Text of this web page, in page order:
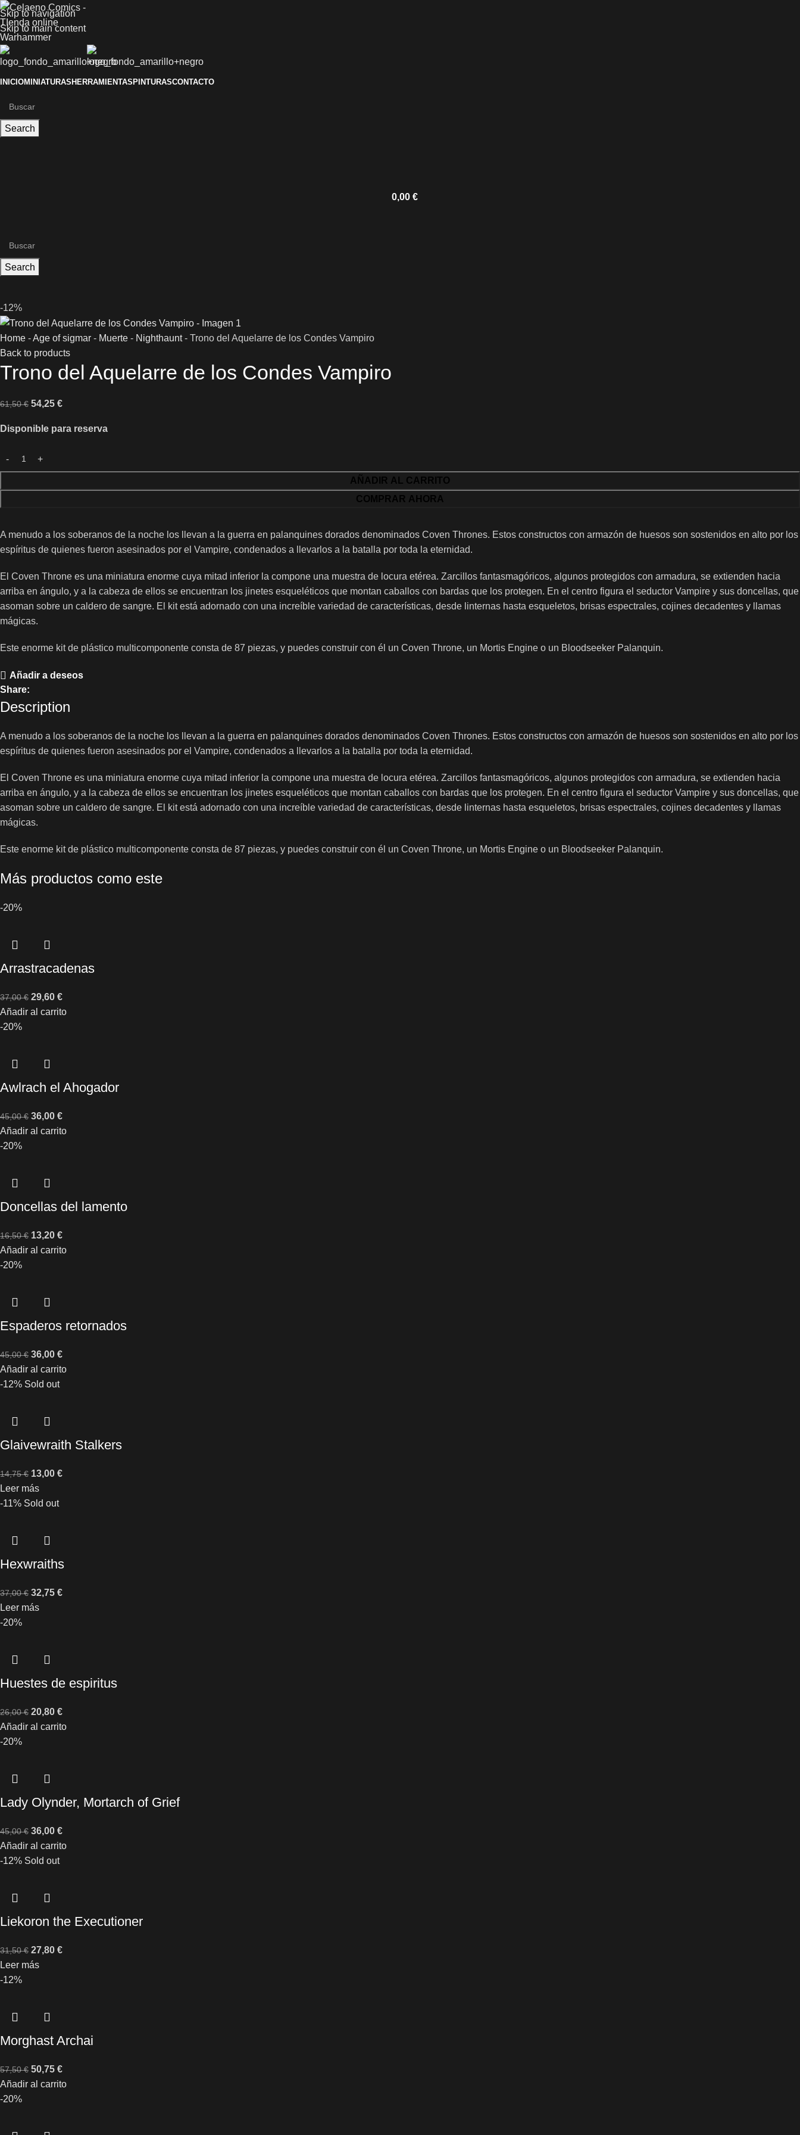
Skip to navigation
Skip to main content
INICIOMINIATURASHERRAMIENTASPINTURASCONTACTO
Search
0,00 €
Search
-12%
Home -Age of sigmar - Muerte - Nighthaunt- Trono del Aquelarre de los Condes Vampiro
Back to products
Trono del Aquelarre de los Condes Vampiro
61,50€ 54,25 €
Disponible para reserva
AÑADIR AL CARRITO
COMPRAR AHORA
A menudo a los soberanos de la noche los llevan a la guerra en palanquines dorados denominados Coven Thrones. Estos constructos con armazón de huesos son sostenidos en alto por los
espíritus de quienes fueron asesinados por el Vampire, condenados a llevarlos a la batalla por toda la eternidad.
El Coven Throne es una miniatura enorme cuya mitad inferior la compone una muestra de locura etérea. Zarcillos fantasmagóricos, algunos protegidos con armadura, se extienden hacia
arriba en ángulo, y a la cabeza de ellos se encuentran los jinetes esqueléticos que montan caballos con bardas que los protegen. En el centro figura el seductor Vampire y sus doncellas, que
asoman sobre un caldero de sangre. El kit está adornado con una increíble variedad de características, desde linternas hasta esqueletos, brisas espectrales, cojines decadentes y llamas
mágicas.
Este enorme kit de plástico multicomponente consta de 87 piezas, y puedes construir con él un Coven Throne, un Mortis Engine o un Bloodseeker Palanquin.
Añadir a deseos
Share:
Description
A menudo a los soberanos de la noche los llevan a la guerra en palanquines dorados denominados Coven Thrones. Estos constructos con armazón de huesos son sostenidos en alto por los
espíritus de quienes fueron asesinados por el Vampire, condenados a llevarlos a la batalla por toda la eternidad.
El Coven Throne es una miniatura enorme cuya mitad inferior la compone una muestra de locura etérea. Zarcillos fantasmagóricos, algunos protegidos con armadura, se extienden hacia
arriba en ángulo, y a la cabeza de ellos se encuentran los jinetes esqueléticos que montan caballos con bardas que los protegen. En el centro figura el seductor Vampire y sus doncellas, que
asoman sobre un caldero de sangre. El kit está adornado con una increíble variedad de características, desde linternas hasta esqueletos, brisas espectrales, cojines decadentes y llamas
mágicas.
Este enorme kit de plástico multicomponente consta de 87 piezas, y puedes construir con él un Coven Throne, un Mortis Engine o un Bloodseeker Palanquin.
Más productos como este
-20%
Arrastracadenas
37,00€ 29,60 €
Añadir al carrito
-20%
Awlrach el Ahogador
45,00€ 36,00 €
Añadir al carrito
-20%
Doncellas del lamento
16,50€ 13,20 €
Añadir al carrito
-20%
Espaderos retornados
45,00€ 36,00 €
Añadir al carrito
-12% Sold out
Glaivewraith Stalkers
14,75€ 13,00 €
Leer más
-11% Sold out
Hexwraiths
37,00€ 32,75 €
Leer más
-20%
Huestes de espiritus
26,00€ 20,80 €
Añadir al carrito
-20%
Lady Olynder, Mortarch of Grief
45,00€ 36,00 €
Añadir al carrito
-12% Sold out
Liekoron the Executioner
31,50€ 27,80 €
Leer más
-12%
Morghast Archai
57,50€ 50,75 €
Añadir al carrito
-20%